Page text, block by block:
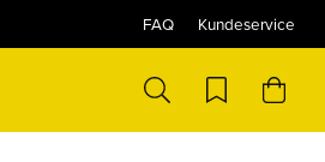
FAQ Kundeservice